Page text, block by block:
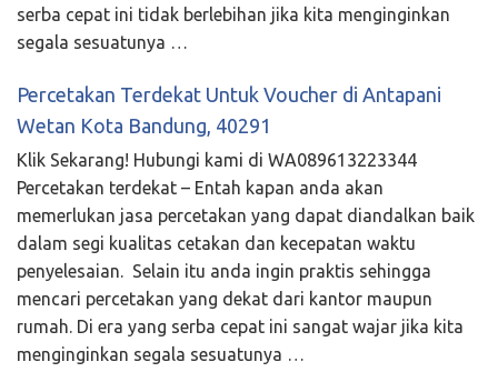
serba cepat ini tidak berlebihan jika kita menginginkan
segala sesuatunya …
Percetakan Terdekat Untuk Voucher di Antapani
Wetan Kota Bandung, 40291
Klik Sekarang! Hubungi kami di WA089613223344
Percetakan terdekat – Entah kapan anda akan
memerlukan jasa percetakan yang dapat diandalkan baik
dalam segi kualitas cetakan dan kecepatan waktu
penyelesaian. Selain itu anda ingin praktis sehingga
mencari percetakan yang dekat dari kantor maupun
rumah. Di era yang serba cepat ini sangat wajar jika kita
menginginkan segala sesuatunya …